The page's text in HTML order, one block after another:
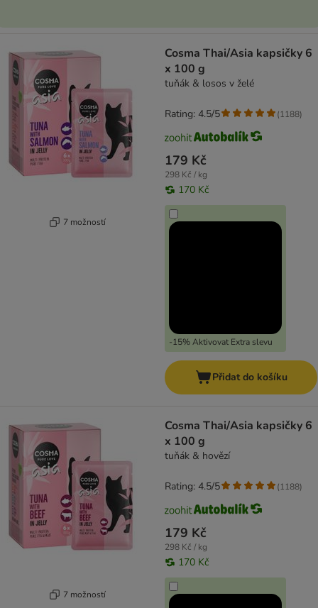
7 možností
Cosma Thai/Asia kapsičky 6
x 100 g
tuňák & losos v želé
179 Kč
298 Kč / kg
170 Kč
-15% Aktivovat Extra slevu
Rating: 4.5/5 (1188)
Přidat do košíku
7 možností
Cosma Thai/Asia kapsičky 6
x 100 g
tuňák & hovězí
179 Kč
298 Kč / kg
170 Kč
Rating: 4.5/5 (1188)